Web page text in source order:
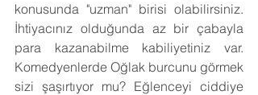
konusunda "uzman" birisi olabilirsiniz.
İhtiyacınız olduğunda az bir çabayla
para kazanabilme kabiliyetiniz var.
Komedyenlerde Oğlak burcunu görmek
sizi şaşırtıyor mu? Eğlenceyi ciddiye